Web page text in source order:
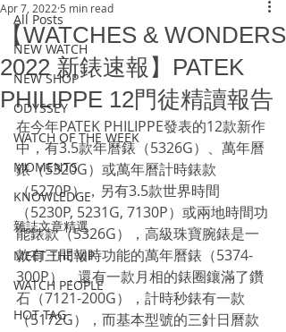
All Posts
NEW WATCH
NEW SHOP
ODYSSEY
WATCH OF THE WEEK
MOMENTS
KNOWLEDGE
雜誌文章精選
MEET THE VIP
WATCH PEOPLE
HOT TAG
【WATCHES & WONDERS
2022 新錶速報】PATEK
PHILIPPE 12門徒精讀報告
Apr 7, 2022 5 min read
在今年PATEK PHILIPPE發表的12款新作
中，有3.5款年曆錶（5326G）、萬年曆
錶（5320G）或萬年曆計時錶款
（5270P），另有3.5款世界時間
（5230P, 5231G, 7130P）或兩地時間功
能錶款（5326G），高級珠寶腕錶是一
款有三問報時功能的萬年曆錶（5374-
300P），還有一款月相的錶圈鑲滿了鑽
石（7121-200G），計時秒錶有一款
（5172G），而基本型號的三針日曆款